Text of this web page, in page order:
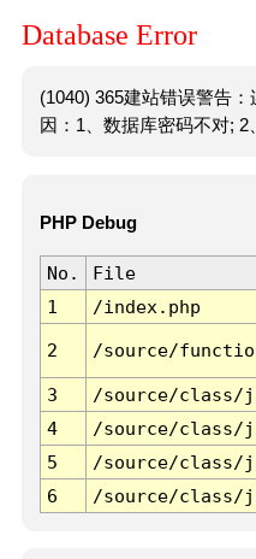
Database Error
(1040) 365建站错误警告
因：1、数据库密码不对; 2
PHP Debug
No. File
1
/index.php
2 /source/
3 /source/class/
4
/source/class/
5
/source/class/
6
/source/class/